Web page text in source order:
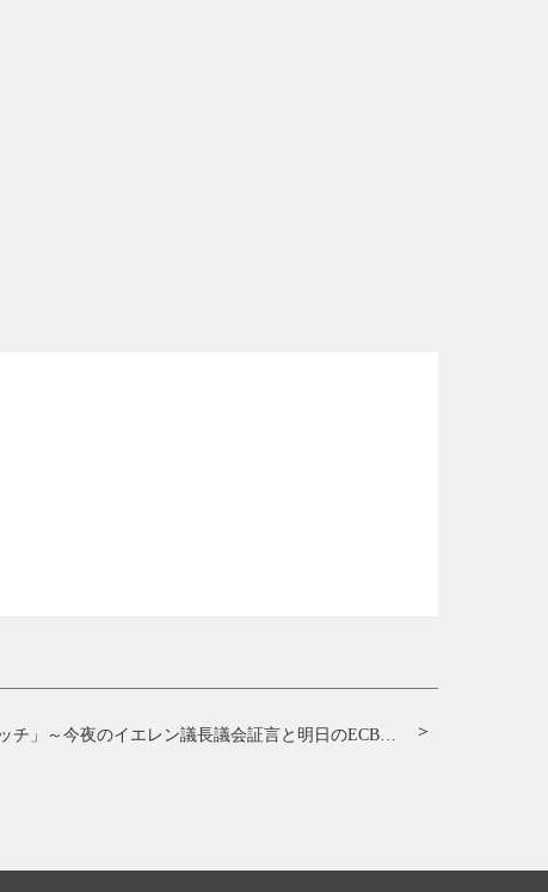
チャートの見方について〜
チ」 ～今夜のイエレン議長議会証言と明日のECB理事会の展望を中心に！！～